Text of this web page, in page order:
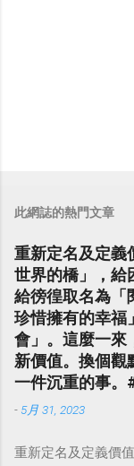
此網誌的熱門文章
重新定名及定義
世界的橋」，給
給徬徨取名為「
珍惜擁有的幸福
會」。這麼一來
新價值。換個觀
一件沉重的事。
- 5月 31, 2023
重新定名及定義價